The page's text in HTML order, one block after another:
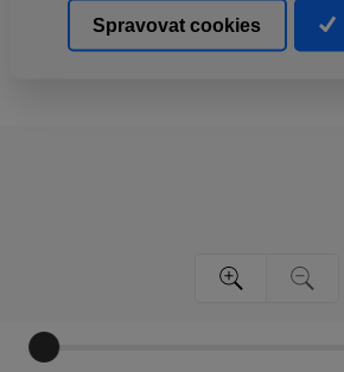
Spravovat cookies